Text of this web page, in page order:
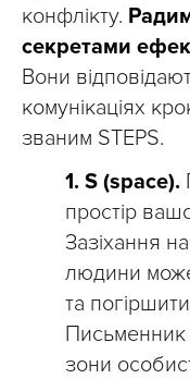
конфлікту.
секретами
Вони
комунікаціях
званим STEPS.
1. S (space).
простір
Зазіхання
людини
та
Письменник
зони